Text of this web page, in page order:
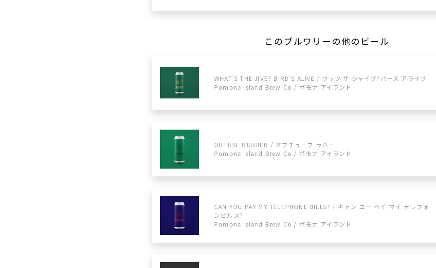
このブルワリーの他のビール
WHAT'S THE JIVE? BIRD'S ALIVE / ワッツ ザ ジャイブ?バーズ アライブ
Pomona Island Brew Co / ポモナ アイランド
OBTUSE RUBBER / オブチューブ ラバー
Pomona Island Brew Co / ポモナ アイランド
CAN YOU PAY MY TELEPHONE BILLS? / キャン ユー ペイ マイ テレフォ
ンビルズ?
Pomona Island Brew Co / ポモナ アイランド